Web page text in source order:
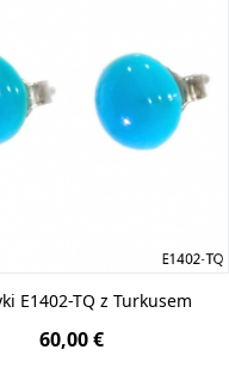
E1402-TQ z Turkusem
60,00 €